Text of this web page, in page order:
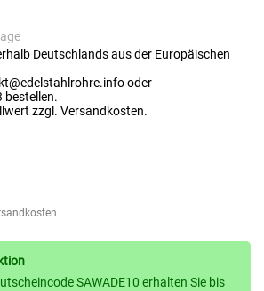
Deutschlands aus der Europäischen
oder
bestellen.
zzgl. Versandkosten.
SAWADE10 erhalten Sie bis